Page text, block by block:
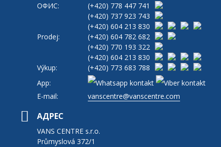
ОФИС: (+420) 778 447 741
(+420) 737 923 743
(+420) 604 213 830
Prodej:
(+420) 604 782 682
(+420) 770 193 322
(+420) 604 213 830
Výkup:
(+420) 773 683 788
App:
E-mail:
vanscentre@vanscentre.com
АДРЕС
VANS CENTRE s.r.o.
Průmyslová 372/1